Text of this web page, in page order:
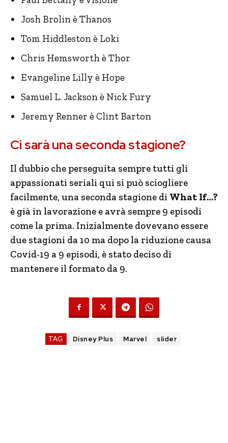
Josh Brolin è Thanos
Tom Hiddleston è Loki
Chris Hemsworth è Thor
Evangeline Lilly è Hope
Samuel L. Jackson è Nick Fury
Jeremy Renner è Clint Barton
Ci sarà una seconda stagione?
Il dubbio che perseguita sempre tutti gli
appassionati seriali qui si può sciogliere
facilmente, una seconda stagione di What If…?
è già in lavorazione e avrà sempre 9 episodi
come la prima. Inizialmente dovevano essere
due stagioni da 10 ma dopo la riduzione causa
Covid-19 a 9 episodi, è stato deciso di
mantenere il formato da 9.
TAG Disney Plus Marvel slider